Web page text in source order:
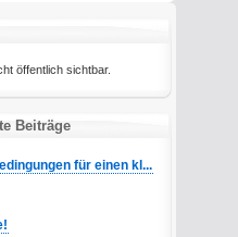
öffentlich sichtbar.
Beiträge
für einen kl...